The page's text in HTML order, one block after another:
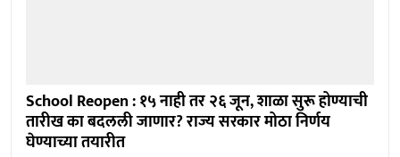
School Reopen : १५ नाही तर २६ जून, शाळा सुरू होण्याची
तारीख का बदलली जाणार? राज्य सरकार मोठा निर्णय
घेण्याच्या तयारीत